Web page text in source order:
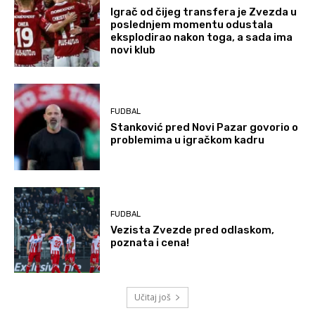
Igrač od čijeg transfera je Zvezda u
poslednjem momentu odustala
eksplodirao nakon toga, a sada ima
novi klub
FUDBAL
Stanković pred Novi Pazar govorio o
problemima u igračkom kadru
FUDBAL
Vezista Zvezde pred odlaskom,
poznata i cena!
Učitaj još